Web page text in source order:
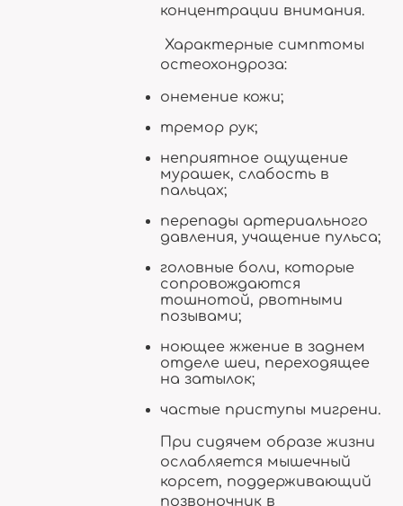
концентрации внимания.
Характерные симптомы
остеохондроза:
онемение кожи;
тремор рук;
неприятное ощущение
мурашек, слабость в
пальцах;
перепады артериального
давления, учащение пульса;
головные боли, которые
сопровождаются
тошнотой, рвотными
позывами;
ноющее жжение в заднем
отделе шеи, переходящее
на затылок;
частые приступы мигрени.
При сидячем образе жизни
ослабляется мышечный
корсет, поддерживающий
позвоночник в